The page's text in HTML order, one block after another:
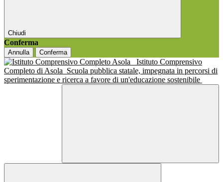
Chiudi
Conferma
Annulla Conferma
Istituto Comprensivo
Completo di Asola Scuola pubblica statale, impegnata in percorsi di
sperimentazione e ricerca a favore di un'educazione sostenibile